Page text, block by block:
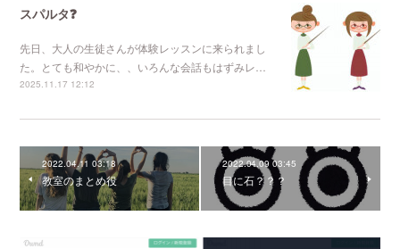
スパルタ❓
先日、大人の生徒さんが体験レッスンに来られまし
た。とても和やかに、、いろんな会話もはずみレ…
2025.11.17 12:12
2022.04.11 03:18
教室のまとめ役
2022.04.09 03:45
目に石？？？